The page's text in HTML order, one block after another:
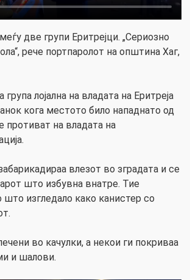
две групи Еритрејци. „Сериозно
рече портпаролот на општина Хаг,
лојална на владата на Еритреја
кога местото било нападнато од
противат на владата на
влезот во зградата и се
што избувна внатре. Тие
изгледало како канистер со
во качулки, а некои ги покриваа
и шалови.